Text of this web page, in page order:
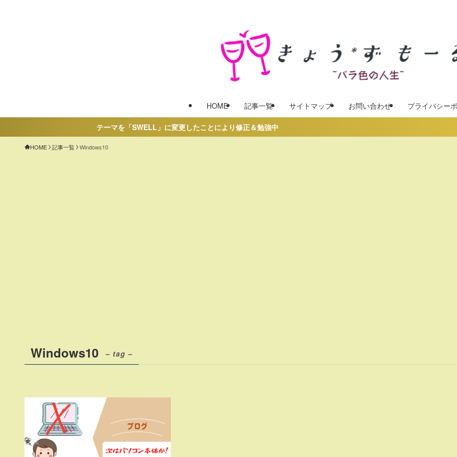
HOME 記事一覧 サイトマップ お問い合わせ プライバシー
テーマを「SWELL」に変更したことにより修正＆勉強中
HOME 記事一覧 Windows10
Windows10 – tag –